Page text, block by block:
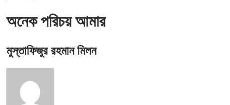
অনেক পরিচয় আমার
মুস্তাফিজুর রহমান মিলন